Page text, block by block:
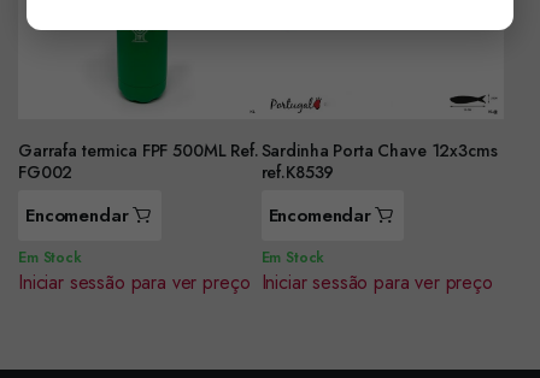
Garrafa termica FPF 500ML Ref.
FG002
Encomendar
Em Stock
Iniciar sessão para ver preço
Sardinha Porta Chave 12x3cms
ref.K8539
Encomendar
Em Stock
Iniciar sessão para ver preço